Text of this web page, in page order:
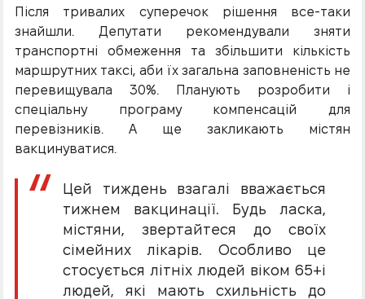
Після тривалих суперечок рішення все-таки
знайшли. Депутати рекомендували зняти
транспортні обмеження та збільшити кількість
маршрутних таксі, аби їх загальна заповненість не
перевищувала 30%. Планують розробити і
спеціальну програму компенсацій для
перевізників. А ще закликають містян
вакцинуватися.
Цей тиждень взагалі вважається
тижнем вакцинації. Будь ласка,
містяни, звертайтеся до своїх
сімейних лікарів. Особливо це
стосується літніх людей віком 65+і
людей, які мають схильність до